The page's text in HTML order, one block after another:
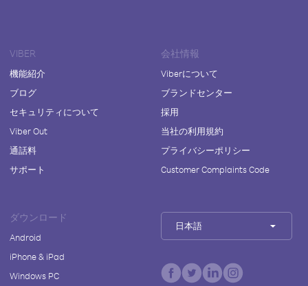
VIBER
機能紹介
ブログ
セキュリティについて
Viber Out
通話料
サポート
会社情報
Viberについて
ブランドセンター
採用
当社の利用規約
プライバシーポリシー
Customer Complaints Code
ダウンロード
Android
iPhone & iPad
Windows PC
日本語